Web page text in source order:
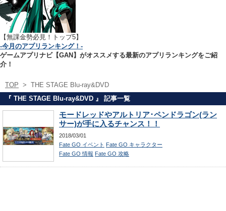
【無課金勢必見！トップ5】
-今月のアプリランキング！-
ゲームアプリナビ【GAN】がオススメする最新のアプリランキングをご紹
介！
TOP > THE STAGE Blu-ray&DVD
『 THE STAGE Blu-ray&DVD 』 記事一覧
モードレッドやアルトリア･ペンドラゴン(ラン
サー)が手に入るチャンス！！
2018/03/01
Fate GO イベント Fate GO キャラクター
Fate GO 情報 Fate GO 攻略